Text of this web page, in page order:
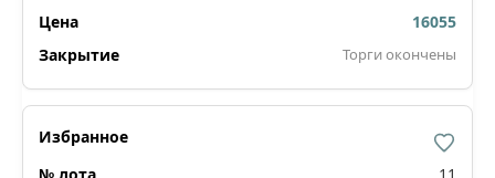
16055
Торги окончены
11